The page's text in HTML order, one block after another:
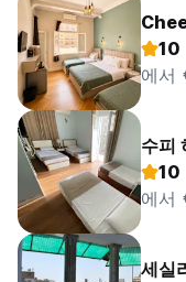
10
에서
수피
10
에서
세실